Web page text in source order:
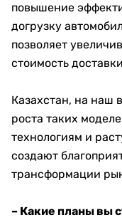
повышение
догрузку
позволяет
стоимость
Казахстан, на наш
роста таких
технологиям и
создают
трансформации
– Какие планы вы